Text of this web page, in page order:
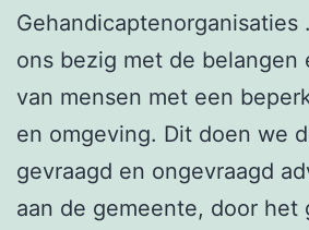
Gehandicaptenorganisaties
ons bezig met de belangen
van mensen met een
en omgeving. Dit doen we
gevraagd en ongevraagd
aan de gemeente, door het